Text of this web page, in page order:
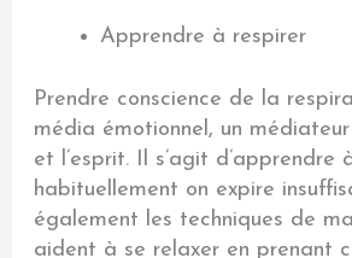
Apprendre à respirer
Prendre conscience de la
média émotionnel, un
et l’esprit. Il s’agit d’apprendre
habituellement on expire
également les techniques de
aident à se relaxer en prenant